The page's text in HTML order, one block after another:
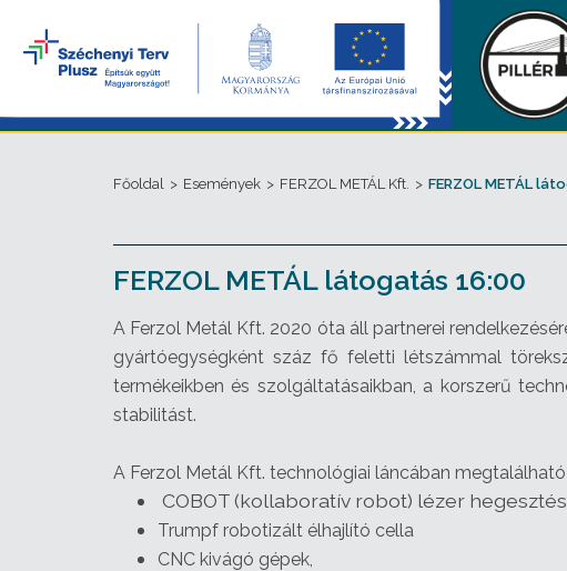
Főoldal > Események > FERZOL METÁL Kft. > FERZOL METÁL
FERZOL METÁL látogatás 16:00
A Ferzol Metál Kft. 2020 óta áll partnerei
gyártóegységként száz fő feletti létszámmal
termékeikben és szolgáltatásaikban, a korszerű
stabilitást.
A Ferzol Metál Kft. technológiai láncában
COBOT (kollaboratív robot) lézer hegesztés
Trumpf robotizált élhajlító cella
CNC kivágó gépek,